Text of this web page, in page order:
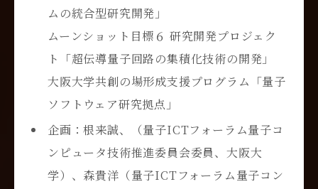
ムの統合型研究開発」
ムーンショット目標６ 研究開発プロジェク
ト「超伝導量子回路の集積化技術の開発」
大阪大学共創の場形成支援プログラム「量子
ソフトウェア研究拠点」
企画：根来誠、（量子ICTフォーラム量子コ
ンピュータ技術推進委員会委員、大阪大
学）、森貴洋（量子ICTフォーラム量子コン